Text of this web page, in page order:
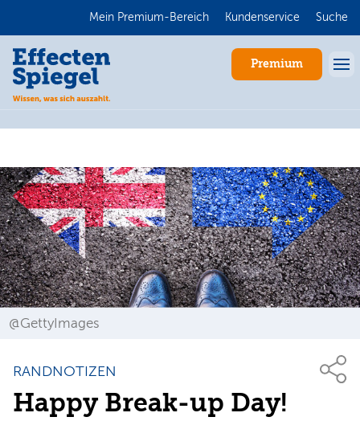
Mein Premium-Bereich Kundenservice Suche
Premium
@GettyImages
RANDNOTIZEN
Happy Break-up Day!
Anmelden